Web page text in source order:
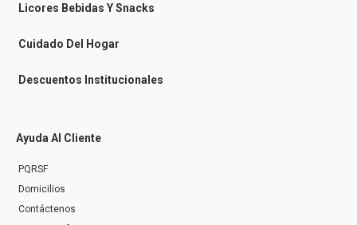
n
g
r
Licores Bebidas Y Snacks
Cuidado Del Hogar
Descuentos Institucionales
Ayuda Al Cliente
PQRSF
Domicilios
Contáctenos